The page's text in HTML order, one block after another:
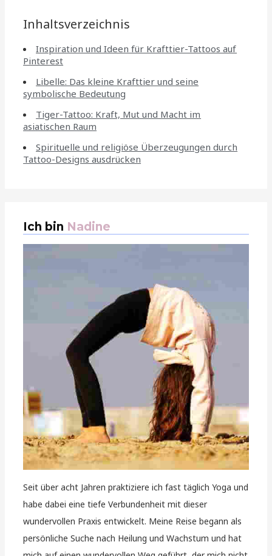
Inhaltsverzeichnis
Inspiration und Ideen für Krafttier-Tattoos auf
Pinterest
Libelle: Das kleine Krafttier und seine
symbolische Bedeutung
Tiger-Tattoo: Kraft, Mut und Macht im
asiatischen Raum
Spirituelle und religiöse Überzeugungen durch
Tattoo-Designs ausdrücken
Ich bin Nadine
Seit über acht Jahren praktiziere ich fast täglich Yoga und
habe dabei eine tiefe Verbundenheit mit dieser
wundervollen Praxis entwickelt. Meine Reise begann als
persönliche Suche nach Heilung und Wachstum und hat